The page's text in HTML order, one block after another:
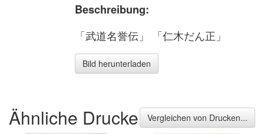
Beschreibung:
「武道名誉伝」 「仁木だん正」
Bild herunterladen
Ähnliche Drucke Vergleichen von Drucken...